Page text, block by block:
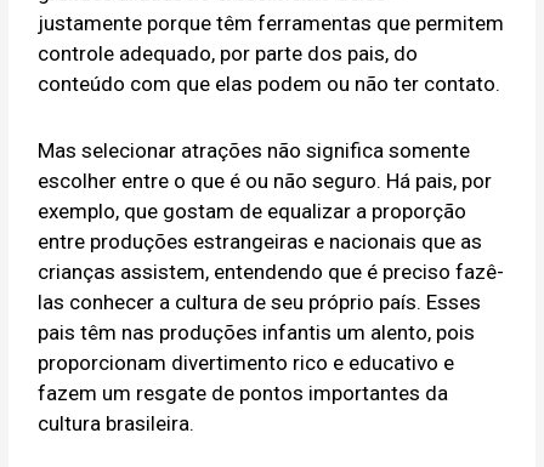
justamente porque têm ferramentas que permitem
controle adequado, por parte dos pais, do
conteúdo com que elas podem ou não ter contato.
Mas selecionar atrações não significa somente
escolher entre o que é ou não seguro. Há pais, por
exemplo, que gostam de equalizar a proporção
entre produções estrangeiras e nacionais que as
crianças assistem, entendendo que é preciso fazê-
las conhecer a cultura de seu próprio país. Esses
pais têm nas produções infantis um alento, pois
proporcionam divertimento rico e educativo e
fazem um resgate de pontos importantes da
cultura brasileira.